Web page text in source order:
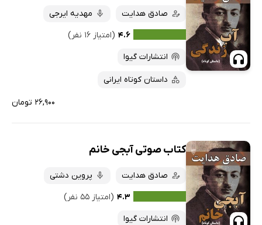
صادق هدایت
مهدیه ایرجی
۴.۶ (امتیاز ۱۶ نفر)
انتشارات گیوا
داستان کوتاه ایرانی
۲۶,۹۰۰ تومان
کتاب صوتی آبجی خانم
صادق هدایت
پروین دشتی
۴.۳ (امتیاز ۵۵ نفر)
انتشارات گیوا